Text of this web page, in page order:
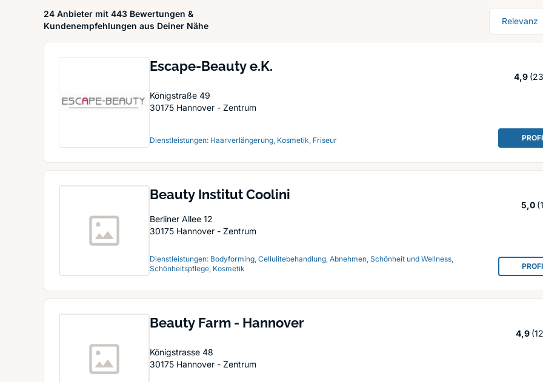
24 Anbieter mit 443 Bewertungen &
Kundenempfehlungen aus Deiner Nähe
Sortierung
Escape-Beauty e.K.
Königstraße 49
30175 Hannover - Zentrum
Dienstleistungen: Haarverlängerung, Kosmetik, Friseur
4,9
Beauty Institut Coolini
Berliner Allee 12
30175 Hannover - Zentrum
Dienstleistungen: Bodyforming, Cellulitebehandlung, Abnehmen, Schönheit und Wellness,
Schönheitspflege, Kosmetik
5,0
Beauty Farm - Hannover
Königstrasse 48
30175 Hannover - Zentrum
4,9